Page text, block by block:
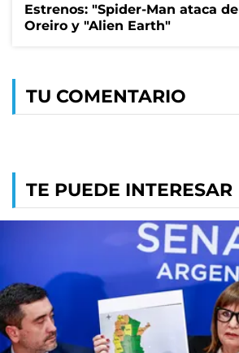
Estrenos: "Spider-Man ataca
Oreiro y "Alien Earth"
TU COMENTARIO
TE PUEDE INTERESAR